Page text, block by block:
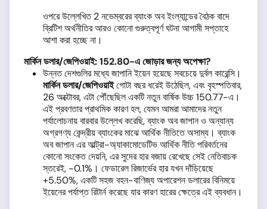
ওপরে উল্লেখিত 2 নভেম্বরের ব্যাংক অব ইংল্যান্ডের বৈঠক বাদে
ব্রিটিশ অর্থনীতির আরও কোনো গুরুত্বপূর্ণ ঘটনা আগামী সপ্তাহে
আশা করা হচ্ছে না।
মার্কিন ডলার/জেপিওয়াই: 152.80-এজোড়ার জন্য অপেক্ষা?
উন্নত দেশগুলির মধ্যে জাপানি ইয়েন হয়েছে সবচেয়ে দুর্বল কারেন্সি।
মার্কিন ডলার/জেপিওয়াইগোটা বছর ধরেই উঠেছিল, এবং বৃহস্পতিবার,
26 অক্টোবর, এটা পৌঁছেছিল একটি নতুন বার্ষিক উচ্চ 150.77-এ।
এই প্রবণতার প্রাথমিক কারণ হল, যেমন আমরা আমাদের নতুন
পর্যালোচনায় বারবার উল্লেখ করেছি, ব্যাংক অব জাপান ও অন্যান্য
অগ্রগণ্য কেন্দ্রীয় ব্যাংকের মাঝে আর্থিক নীতিতে অসাম্য। ব্যাংক
অব জাপান এর আল্ট্রা-অ্যাকামোডেটিভ আর্থিক নীতি পরিবর্তনের
কোনো সংকেত দেয়নি, এর সুদের হার বজায় রেখেছে সেই নেতিবাচক
স্তরেই, -0.1%। ফেডারেল রিজার্ভের হার যখন দাঁড়িয়েছে
+5.50%, একটি সহজ বহন-বাণিজ্য অপারেশন ডলারের বিনিময়ে
ইয়েনের পর্যাপ্ত রিটার্ন করেছে যার কারণ হারের ক্ষেত্রে এই ব্যবধান।